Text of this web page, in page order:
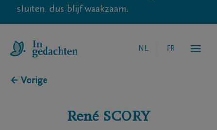
sluiten, dus blijf waakzaam.
NL FR
← Vorige
René SCORY